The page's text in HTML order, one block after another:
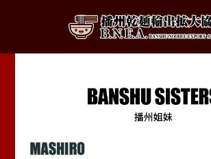
播州干面是什么？
播州干面的种类
播州姐妹